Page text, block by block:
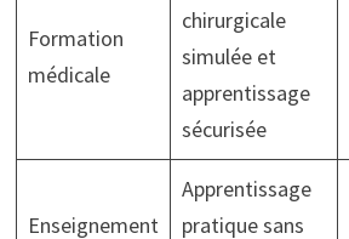
Formation
médicale
chirurgicale
simulée et
apprentissage
sécurisée
Enseignement
Apprentissage
pratique sans